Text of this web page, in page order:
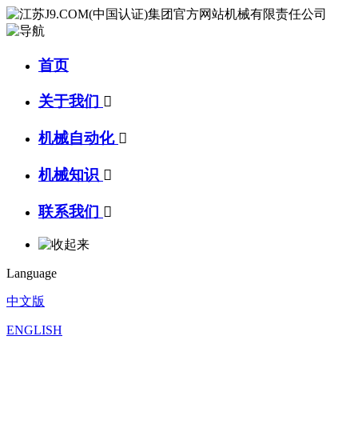
首页
关于我们 
机械自动化 
机械知识 
联系我们 
Language
中文版
ENGLISH